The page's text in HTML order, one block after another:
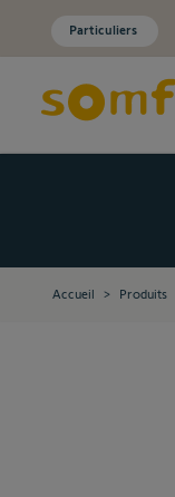
Particuliers
Accueil > Produits